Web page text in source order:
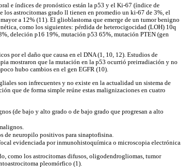
e índices de pronóstico están la p53 y el Ki-67 (índice de
astrocitomas grado ll tienen en promedio un ki-67 de 3%, el
a 12% (11). El glioblastoma que emerge de un tumor benigno
como los siguientes: pérdida de heterocigocidad (LOH) 10q
deleción p16 19%, mutación p53 65%, mutación PTEN (gen
por el daño que causa en el DNA (1, 10, 12). Estudios de
mostraron que la mutación en la p53 ocurrió preirradiación y no
hubo cambios en el gen EGFR (10).
son infrecuentes y no existe en la actualidad un sistema de
que de forma simple reúne estas malignizaciones en cuatro
(de bajo y alto grado o de bajo grado que progresan a alto
de neuropilo positivos para sinaptofisina.
evidenciada por inmunohistoquímica o microscopia electrónica.
como los astrocitomas difusos, oligodendrogliomas, tumor
pleomórfico (1).